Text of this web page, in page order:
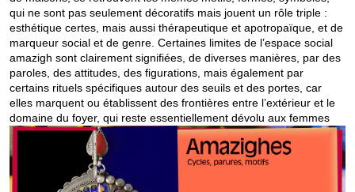
qui ne sont pas seulement décoratifs mais jouent un rôle triple :
esthétique certes, mais aussi thérapeutique et apotropaïque, et de
marqueur social et de genre. Certaines limites de l’espace social
amazigh sont clairement signifiées, de diverses manières, par des
paroles, des attitudes, des figurations, mais également par
certains rituels spécifiques autour des seuils et des portes, car
elles marquent ou établissent des frontières entre l’extérieur et le
domaine du foyer, qui reste essentiellement dévolu aux femmes